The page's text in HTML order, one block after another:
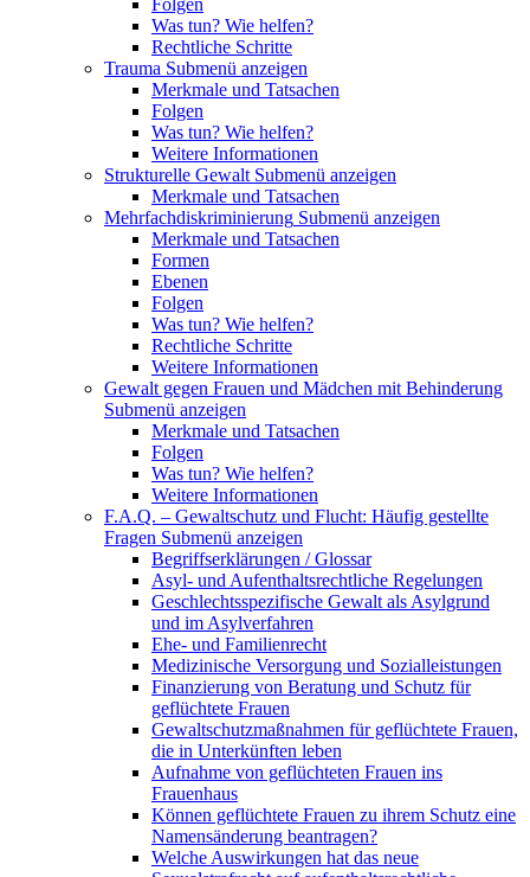
Folgen
Was tun? Wie helfen?
Rechtliche Schritte
Trauma Submenü anzeigen
Merkmale und Tatsachen
Folgen
Was tun? Wie helfen?
Weitere Informationen
Strukturelle Gewalt Submenü anzeigen
Merkmale und Tatsachen
Mehrfachdiskriminierung Submenü anzeigen
Merkmale und Tatsachen
Formen
Ebenen
Folgen
Was tun? Wie helfen?
Rechtliche Schritte
Weitere Informationen
Gewalt gegen Frauen und Mädchen mit Behinderung
Submenü anzeigen
Merkmale und Tatsachen
Folgen
Was tun? Wie helfen?
Weitere Informationen
F.A.Q. – Gewaltschutz und Flucht: Häufig gestellte
Fragen Submenü anzeigen
Begriffserklärungen / Glossar
Asyl- und Aufenthaltsrechtliche Regelungen
Geschlechtsspezifische Gewalt als Asylgrund
und im Asylverfahren
Ehe- und Familienrecht
Medizinische Versorgung und Sozialleistungen
Finanzierung von Beratung und Schutz für
geflüchtete Frauen
Gewaltschutzmaßnahmen für geflüchtete Frauen,
die in Unterkünften leben
Aufnahme von geflüchteten Frauen ins
Frauenhaus
Können geflüchtete Frauen zu ihrem Schutz eine
Namensänderung beantragen?
Welche Auswirkungen hat das neue